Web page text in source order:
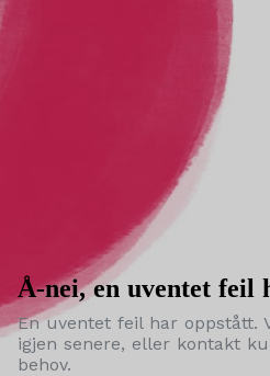
Å-nei, en uventet feil
En uventet feil har oppstått.
igjen senere, eller kontakt
behov.